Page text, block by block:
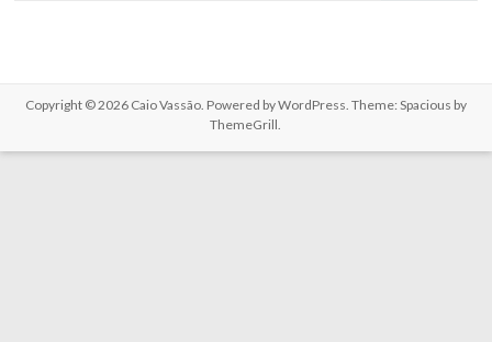
Copyright © 2026 Caio Vassão. Powered byWordPress. Theme: Spacious by
ThemeGrill.